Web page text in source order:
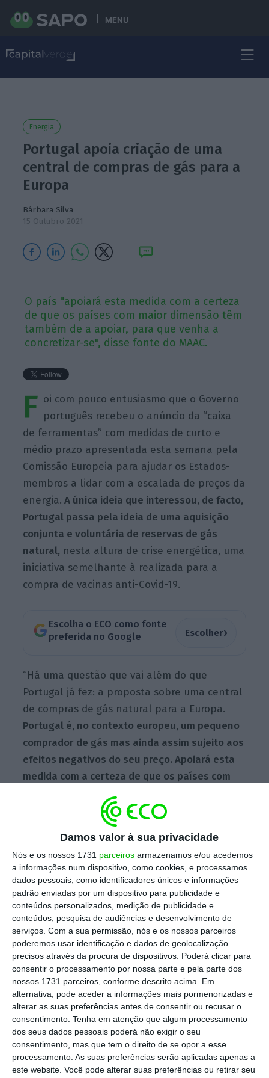
Damos valor à sua privacidade
Nós e os nossos 1731 parceiros armazenamos e/ou acedemos
a informações num dispositivo, como cookies, e processamos
dados pessoais, como identificadores únicos e informações
padrão enviadas por um dispositivo para publicidade e
conteúdos personalizados, medição de publicidade e
conteúdos, pesquisa de audiências e desenvolvimento de
serviços. Com a sua permissão, nós e os nossos parceiros
poderemos usar identificação e dados de geolocalização
precisos através da procura de dispositivos. Poderá clicar para
consentir o processamento por nossa parte e pela parte dos
nossos 1731 parceiros, conforme descrito acima. Em
alternativa, pode aceder a informações mais pormenorizadas e
alterar as suas preferências antes de consentir ou recusar o
consentimento. Tenha em atenção que algum processamento
dos seus dados pessoais poderá não exigir o seu
consentimento, mas que tem o direito de se opor a esse
processamento. As suas preferências serão aplicadas apenas a
este website. Você pode alterar suas preferências ou retirar seu
MENU
Energia
Portugal apoia criação de uma
central de compras de gás para a
Europa
Bárbara Silva
15 Outubro 2021
O país "apoiará esta medida com a certeza
de que os países com maior dimensão têm
também de a apoiar, para que venha a
concretizar-se", disse fonte do MAAC.
F oi com pouco entusiasmo que o Governo
português recebeu o anúncio da “caixa
de ferramentas” com medidas de curto e
médio prazo apresentada esta semana pela
Comissão Europeia para ajudar os Estados-
membros a lidar com a escalada de preços da
energia. A única ideia que interessou, de facto,
Portugal passa pela ideia de uma aquisição
conjunta e voluntária de reservas de gás
natural, nesta altura de crise energética, uma
iniciativa semelhante à realizada para a
compra de vacinas anti-Covid-19.
Escolha o ECO como fonte
preferida no Google
Escolher›
“Há uma questão que vai além do que
Portugal já fez: a proposta sobre uma central
de compras de gás natural para a Europa.
Portugal é, no contexto europeu, um pequeno
comprador de gás mas ainda assim sujeito aos
efeitos negativos do seu preço. Apoiará esta
medida com a certeza de que os países com
que venha a concretizar-se”, disse ao
ECO/Capital Verde fonte oficial do ministério
do Ambiente e da Ação Climática.
Instigada por vários países europeus que
estão a ser duramente afetados,
nomeadamente Espanha,Bruxelas chegou-se
à frente com um pacote de medidas
temporárias e excecionais que os Estados-
membros podem e devem usar a curto e médio
prazo para proteger os cidadãos, sobretudo os
mais pobres e vulneráveis,da escalada de
preços da eletricidade que se têm observado.
As medidas, que incluemvoucherse taxas de
IVA mais baixas para as famílias mais pobres,